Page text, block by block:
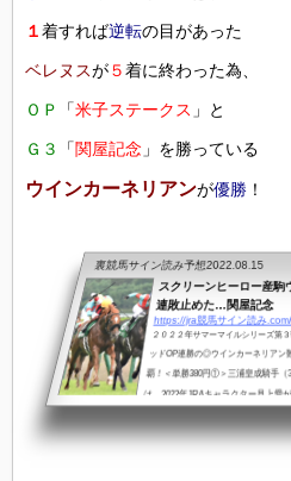
１着すれば逆転の目があった
ベレヌスが５着に終わった為、
ＯＰ 「米子ステークス 」と
Ｇ３ 「関屋記念 」を勝っている
ウインカーネリアンが優勝 ！
裏競馬サイン読み予想2022.08.15
スクリーンヒーロー産駒
連敗止めた…関屋記念
https://jra競馬サイン読み
２０２２年サマーマイルシリーズ第
ッドOP連勝の◎ウインカーネリアン
覇！＜単勝380円①＞三浦皇成騎手（
は、2022年JRAキャラクター見上愛
雄一厩舎は、厩舎を開業した2008